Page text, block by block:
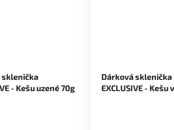
sklenička
- Kešu uzené 70g
Dárková sklenička
EXCLUSIVE -